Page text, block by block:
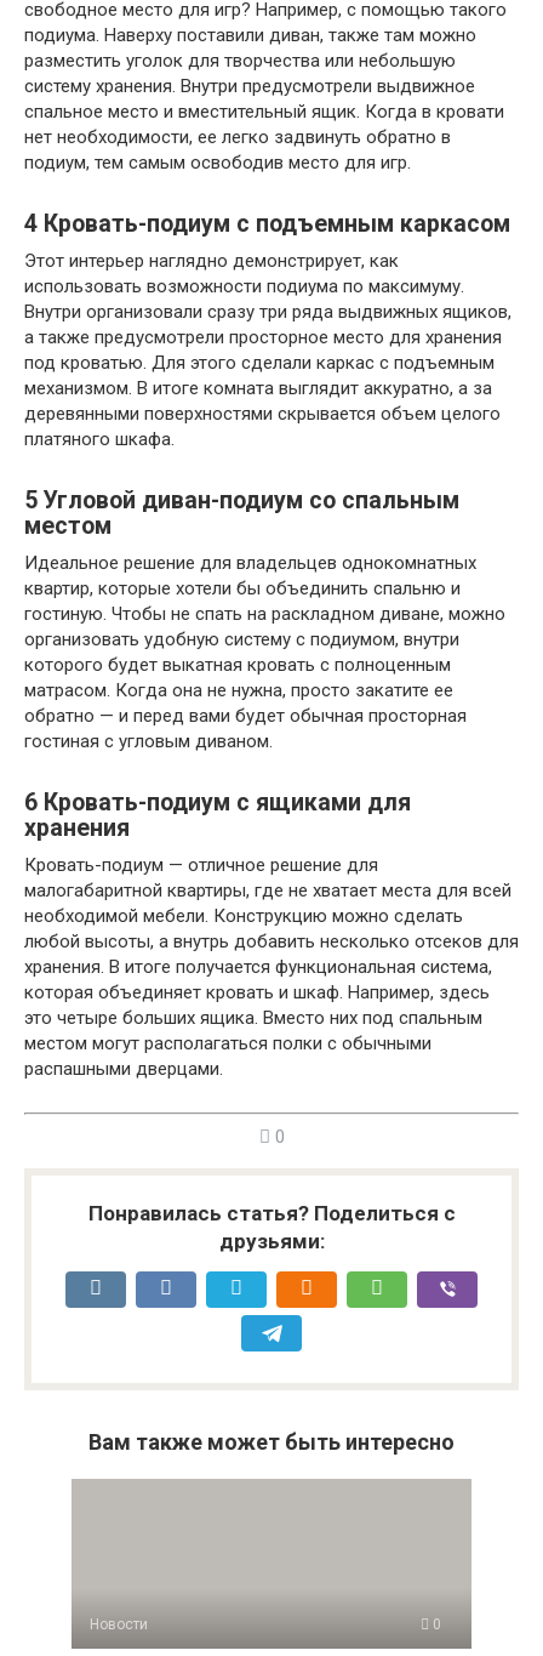
свободное место для игр? Например, с помощью такого
подиума. Наверху поставили диван, также там можно
разместить уголок для творчества или небольшую
систему хранения. Внутри предусмотрели выдвижное
спальное место и вместительный ящик. Когда в кровати
нет необходимости, ее легко задвинуть обратно в
подиум, тем самым освободив место для игр.
4 Кровать-подиум с подъемным каркасом
Этот интерьер наглядно демонстрирует, как
использовать возможности подиума по максимуму.
Внутри организовали сразу три ряда выдвижных ящиков,
а также предусмотрели просторное место для хранения
под кроватью. Для этого сделали каркас с подъемным
механизмом. В итоге комната выглядит аккуратно, а за
деревянными поверхностями скрывается объем целого
платяного шкафа.
5 Угловой диван-подиум со спальным
местом
Идеальное решение для владельцев однокомнатных
квартир, которые хотели бы объединить спальню и
гостиную. Чтобы не спать на раскладном диване, можно
организовать удобную систему с подиумом, внутри
которого будет выкатная кровать с полноценным
матрасом. Когда она не нужна, просто закатите ее
обратно — и перед вами будет обычная просторная
гостиная с угловым диваном.
6 Кровать-подиум с ящиками для
хранения
Кровать-подиум — отличное решение для
малогабаритной квартиры, где не хватает места для всей
необходимой мебели. Конструкцию можно сделать
любой высоты, а внутрь добавить несколько отсеков для
хранения. В итоге получается функциональная система,
которая объединяет кровать и шкаф. Например, здесь
это четыре больших ящика. Вместо них под спальным
местом могут располагаться полки с обычными
распашными дверцами.
0
Понравилась статья? Поделиться с
друзьями:
Вам также может быть интересно
Новости 0